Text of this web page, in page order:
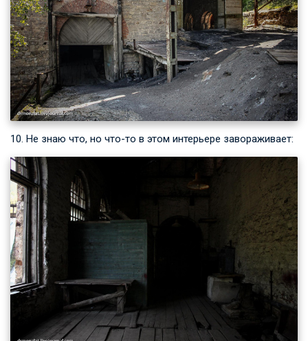
10. Не знаю что, но что-то в этом интерьере завораживает: